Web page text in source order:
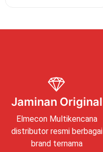
Jaminan Original
Elmecon Multikencana
distributor resmi berbagai
brand ternama